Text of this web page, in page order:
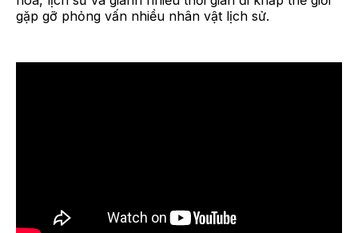
gặp gỡ phỏng vấn nhiều nhân vật lịch sử.